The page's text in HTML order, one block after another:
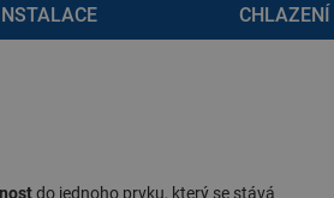
CHLAZENÍ
do jednoho prvku, který se stává